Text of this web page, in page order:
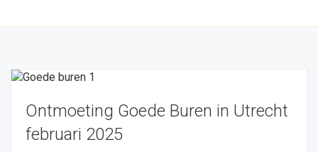
Ontmoeting Goede Buren in Utrecht
februari 2025